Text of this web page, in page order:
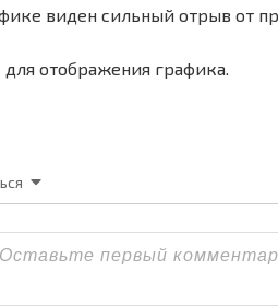
виден сильный отрыв от
отображения графика.